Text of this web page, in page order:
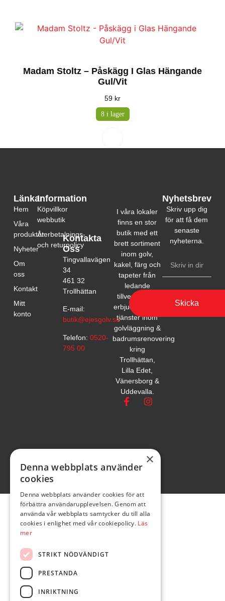
Madam Stoltz – Påskägg I Glas Hängande
Gul/Vit
59 kr
8 i lager
I våra lokaler
finns en stor
butik med ett
brett sortiment
inom golv,
kakel, färg och
tapeter från
ledande
tillverkare. Vi
erbjuder också
tjänster inom
golvläggning &
badrumsrenovering
kring
Trollhättan,
Lilla Edet,
Vänersborg &
Uddevalla.
Information
Köpvillkor
webbutik
Återbetalnings-
och returpolicy
Länkar
Hem
Våra
produkter
Nyheter
Om
oss
Kontakt
Mitt
konto
Kontakta
Oss
Tingvallavägen
34
461 32
Trollhättan
E-mail:
butik@ejesgolv.se
Telefon: 0520-
795 00
Nyhetsbrev
Skriv upp dig
för att få dem
senaste
nyheterna.
Skicka
×
Denna webbplats använder
cookies
Denna webbplats använder cookies för att
förbättra användarupplevelsen. Genom att
använda vår webbplats samtycker du till alla
cookies i enlighet med vår cookiepolicy. Läs
mer
STRIKT NÖDVÄNDIGT
PRESTANDA
INRIKTNING